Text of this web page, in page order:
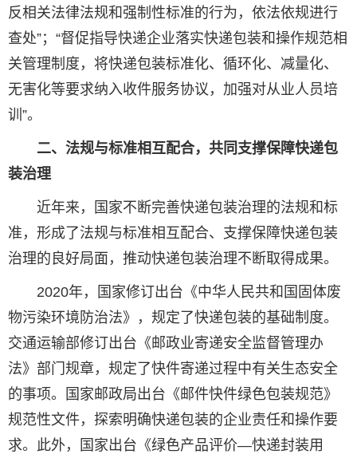
反相关法律法规和强制性标准的行为，依法依规进行
查处”；“督促指导快递企业落实快递包装和操作规范相
关管理制度，将快递包装标准化、循环化、减量化、
无害化等要求纳入收件服务协议，加强对从业人员培
训”。
二、法规与标准相互配合，共同支撑保障快递包
装治理
近年来，国家不断完善快递包装治理的法规和标
准，形成了法规与标准相互配合、支撑保障快递包装
治理的良好局面，推动快递包装治理不断取得成果。
2020年，国家修订出台《中华人民共和国固体废
物污染环境防治法》，规定了快递包装的基础制度。
交通运输部修订出台《邮政业寄递安全监督管理办
法》部门规章，规定了快件寄递过程中有关生态安全
的事项。国家邮政局出台《邮件快件绿色包装规范》
规范性文件，探索明确快递包装的企业责任和操作要
求。此外，国家出台《绿色产品评价―快递封装用